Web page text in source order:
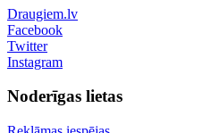
Draugiem.lv
Facebook
Twitter
Instagram
Noderīgas lietas